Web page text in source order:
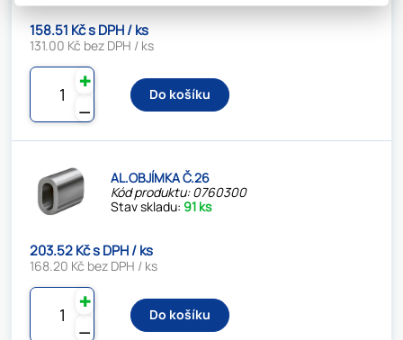
158.51 Kč s DPH / ks
131.00 Kč bez DPH / ks
⚊
✚
Do košíku
AL.OBJÍMKA Č.26
Kód produktu: 0760300
Stav skladu: 91 ks
203.52 Kč s DPH / ks
168.20 Kč bez DPH / ks
⚊
✚
Do košíku